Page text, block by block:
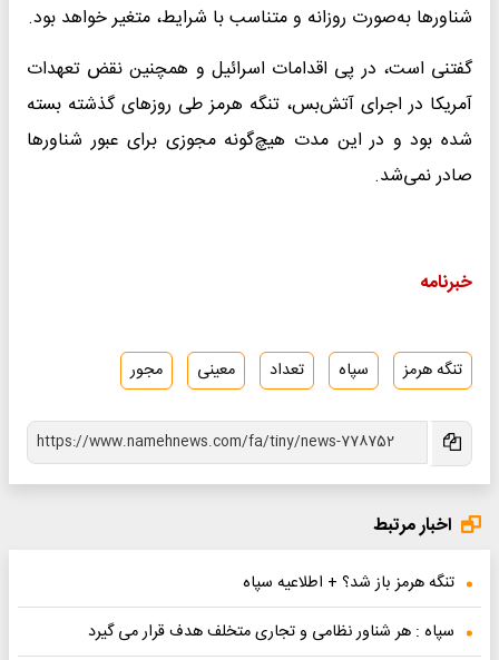
شناورها به‌صورت روزانه و متناسب با شرایط، متغیر خواهد بود.
گفتنی است، در پی اقدامات اسرائیل و همچنین نقض تعهدات
آمریکا در اجرای آتش‌بس، تنگه هرمز طی روزهای گذشته بسته
شده بود و در این مدت هیچ‌گونه مجوزی برای عبور شناورها
صادر نمی‌شد.
خبرنامه
تنگه هرمز سپاه تعداد معینی مجور
اخبار مرتبط
تنگه هرمز باز شد؟ + اطلاعیه سپاه
سپاه : هر شناور نظامی و تجاری متخلف هدف قرار می گیرد